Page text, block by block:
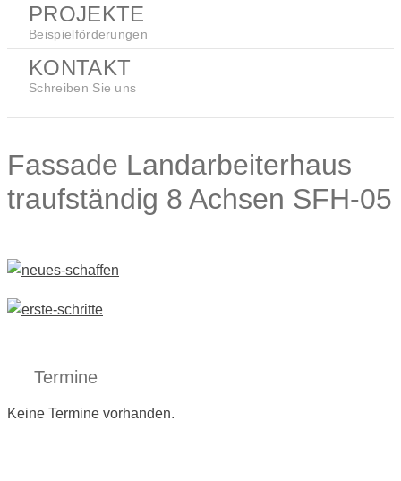
PROJEKTE
Beispielförderungen
KONTAKT
Schreiben Sie uns
Fassade Landarbeiterhaus
traufständig 8 Achsen SFH-05
Termine
Keine Termine vorhanden.